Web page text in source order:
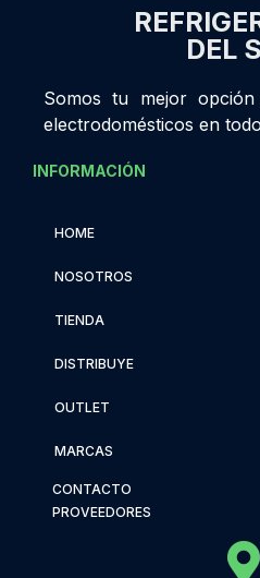
DEL
Somos tu mejor
electrodomésticos en
INFORMACIÓN
HOME
NOSOTROS
TIENDA
DISTRIBUYE
OUTLET
MARCAS
CONTACTO
PROVEEDORES